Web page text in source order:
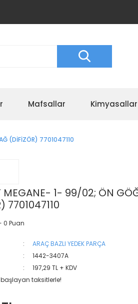
Mafsallar Kimyasallar
(DİFİZÖR) 7701047110
MEGANE- 1- 99/02; ÖN
7701047110
0 Puan
ARAÇ BAZLI YEDEK PARÇA
1442-3407A
197,29 TL + KDV
başlayan taksitlerle!